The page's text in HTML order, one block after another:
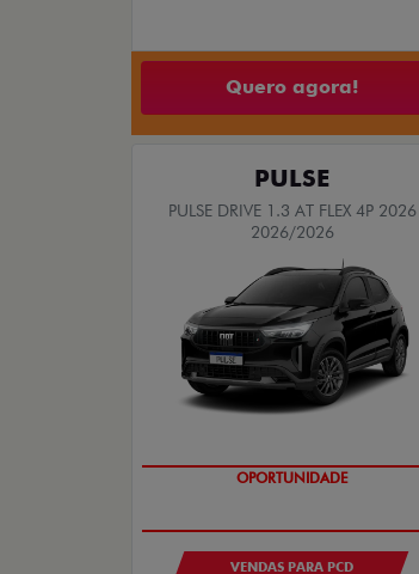
Quero agora!
PULSE
PULSE DRIVE 1.3 AT FLEX 4P 2026
2026/2026
OPORTUNIDADE
VENDAS PARA PCD